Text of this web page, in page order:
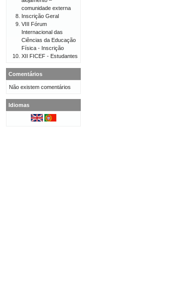
comunidade externa
Inscrição Geral
VIII Fórum
Internacional das
Ciências da Educação
Física - Inscrição
XII FICEF - Estudantes
Comentários
Não existem comentários
Idiomas